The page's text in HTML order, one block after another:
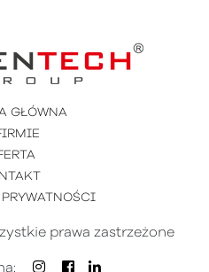
GŁÓWNA
prawa zastrzeżone